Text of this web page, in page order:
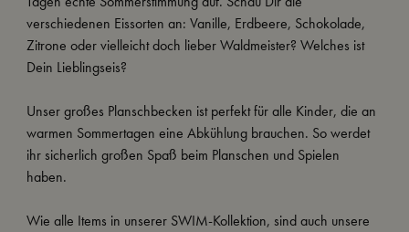
verschiedenen Eissorten an: Vanille, Erdbeere, Schokolade,
Zitrone oder vielleicht doch lieber Waldmeister? Welches ist
Dein Lieblingseis?
Unser großes Planschbecken ist perfekt für alle Kinder, die an
warmen Sommertagen eine Abkühlung brauchen. So werdet
ihr sicherlich großen Spaß beim Planschen und Spielen
haben.
Wie alle Items in unserer SWIM-Kollektion, sind auch unsere